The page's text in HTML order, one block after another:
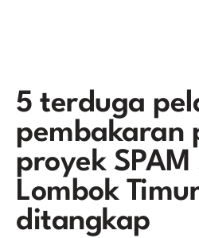
5 terduga
pembakaran
proyek
Lombok
ditangkap